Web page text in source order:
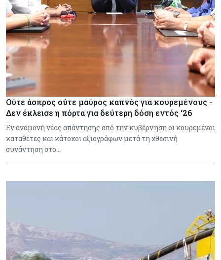
Ούτε άσπρος ούτε μαύρος καπνός για κουρεμένους -
Δεν έκλεισε η πόρτα για δεύτερη δόση εντός ‘26
Εν αναμονή νέας απάντησης από την κυβέρνηση οι κουρεμένοι
καταθέτες και κάτοχοι αξιογράφων μετά τη χθεσινή
συνάντηση στο…